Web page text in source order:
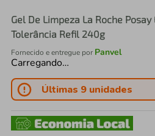
Gel De Limpeza La Roche
Tolerância Refil 240g
Fornecido e entregue por Panvel
Carregando…
Últimas 9 unidades